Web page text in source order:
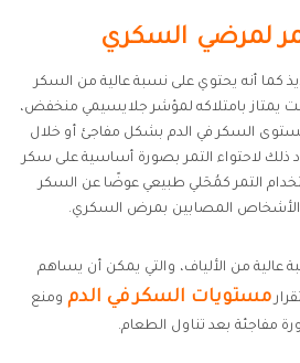
لمرضي السكري
كما أنه يحتوي على نسبة عالية من السكر
يمتاز بامتلاكه لمؤشر جلايسيمي منخفض،
السكر في الدم بشكل مفاجئ أو خلال
ذلك لاحتواء التمر بصورة أساسية على سكر
التمر كمُحَلي طبيعي عوضًا عن السكر
الأشخاص المصابين بمرض السكري.
عالية من الألياف، والتي يمكن أن يساهم
مستويات السكر في الدم ومنع
مفاجئة بعد تناول الطعام.